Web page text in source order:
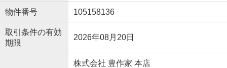
物件番号 105158136
取引条件の有効
期限
2026年08月20日
株式会社 豊作家 本店